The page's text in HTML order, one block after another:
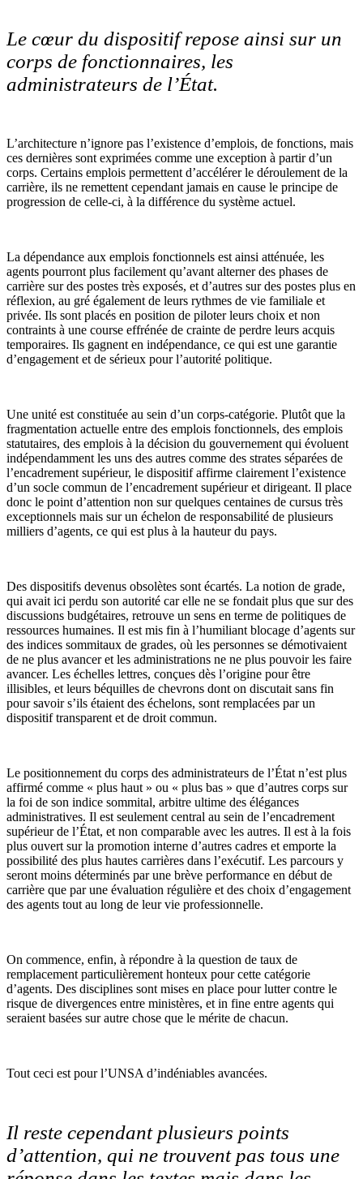
Le cœur du dispositif repose ainsi sur un
corps de fonctionnaires, les
administrateurs de l’État.
L’architecture n’ignore pas l’existence d’emplois, de fonctions, mais
ces dernières sont exprimées comme une exception à partir d’un
corps. Certains emplois permettent d’accélérer le déroulement de la
carrière, ils ne remettent cependant jamais en cause le principe de
progression de celle-ci, à la différence du système actuel.
La dépendance aux emplois fonctionnels est ainsi atténuée, les
agents pourront plus facilement qu’avant alterner des phases de
carrière sur des postes très exposés, et d’autres sur des postes plus en
réflexion, au gré également de leurs rythmes de vie familiale et
privée. Ils sont placés en position de piloter leurs choix et non
contraints à une course effrénée de crainte de perdre leurs acquis
temporaires. Ils gagnent en indépendance, ce qui est une garantie
d’engagement et de sérieux pour l’autorité politique.
Une unité est constituée au sein d’un corps-catégorie. Plutôt que la
fragmentation actuelle entre des emplois fonctionnels, des emplois
statutaires, des emplois à la décision du gouvernement qui évoluent
indépendamment les uns des autres comme des strates séparées de
l’encadrement supérieur, le dispositif affirme clairement l’existence
d’un socle commun de l’encadrement supérieur et dirigeant. Il place
donc le point d’attention non sur quelques centaines de cursus très
exceptionnels mais sur un échelon de responsabilité de plusieurs
milliers d’agents, ce qui est plus à la hauteur du pays.
Des dispositifs devenus obsolètes sont écartés. La notion de grade,
qui avait ici perdu son autorité car elle ne se fondait plus que sur des
discussions budgétaires, retrouve un sens en terme de politiques de
ressources humaines. Il est mis fin à l’humiliant blocage d’agents sur
des indices sommitaux de grades, où les personnes se démotivaient
de ne plus avancer et les administrations ne ne plus pouvoir les faire
avancer. Les échelles lettres, conçues dès l’origine pour être
illisibles, et leurs béquilles de chevrons dont on discutait sans fin
pour savoir s’ils étaient des échelons, sont remplacées par un
dispositif transparent et de droit commun.
Le positionnement du corps des administrateurs de l’État n’est plus
affirmé comme « plus haut » ou « plus bas » que d’autres corps sur
la foi de son indice sommital, arbitre ultime des élégances
administratives. Il est seulement central au sein de l’encadrement
supérieur de l’État, et non comparable avec les autres. Il est à la fois
plus ouvert sur la promotion interne d’autres cadres et emporte la
possibilité des plus hautes carrières dans l’exécutif. Les parcours y
seront moins déterminés par une brève performance en début de
carrière que par une évaluation régulière et des choix d’engagement
des agents tout au long de leur vie professionnelle.
On commence, enfin, à répondre à la question de taux de
remplacement particulièrement honteux pour cette catégorie
d’agents. Des disciplines sont mises en place pour lutter contre le
risque de divergences entre ministères, et in fine entre agents qui
seraient basées sur autre chose que le mérite de chacun.
Tout ceci est pour l’UNSA d’indéniables avancées.
Il reste cependant plusieurs points
d’attention, qui ne trouvent pas tous une